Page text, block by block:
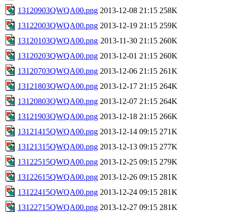
13120903QWQA00.png 2013-12-08 21:15 258K
13122003QWQA00.png 2013-12-19 21:15 259K
13120103QWQA00.png 2013-11-30 21:15 260K
13120203QWQA00.png 2013-12-01 21:15 260K
13120703QWQA00.png 2013-12-06 21:15 261K
13121803QWQA00.png 2013-12-17 21:15 264K
13120803QWQA00.png 2013-12-07 21:15 264K
13121903QWQA00.png 2013-12-18 21:15 266K
13121415QWQA00.png 2013-12-14 09:15 271K
13121315QWQA00.png 2013-12-13 09:15 277K
13122515QWQA00.png 2013-12-25 09:15 279K
13122615QWQA00.png 2013-12-26 09:15 281K
13122415QWQA00.png 2013-12-24 09:15 281K
13122715QWQA00.png 2013-12-27 09:15 281K